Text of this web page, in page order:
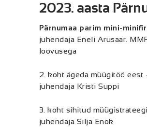
2023. aasta
Pärnumaa parim mini-
juhendaja Eneli Arusaar.
loovusega
2. koht ägeda müügitöö eest
juhendaja Kristi Suppi
3. koht sihitud
juhendaja Silja Enok